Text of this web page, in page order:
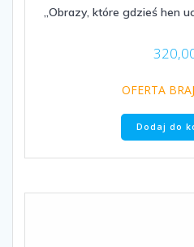
„Obrazy, które gdzieś hen
OFERTA
Dodaj do